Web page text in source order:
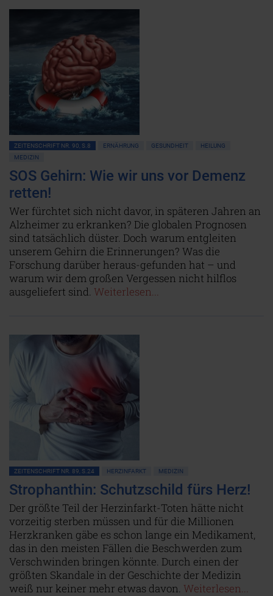
ZEITENSCHRIFT NR. 90, S.8 ERNÄHRUNG GESUNDHEIT
HEILUNG
MEDIZIN
SOS Gehirn: Wie wir uns vor Demenz
retten!
Wer fürchtet sich nicht davor, in späteren Jahren an
Alzheimer zu erkranken? Die globalen Prognosen
sind tatsächlich düster. Doch warum entgleiten
unserem Gehirn die Erinnerungen? Was die
Forschung darüber heraus-gefunden hat – und
warum wir dem großen Vergessen nicht hilflos
ausgeliefert sind. Weiterlesen...
ZEITENSCHRIFT NR. 89, S.24 HERZINFARKT MEDIZIN
Strophanthin: Schutzschild fürs Herz!
Der größte Teil der Herzinfarkt-Toten hätte nicht
vorzeitig sterben müssen und für die Millionen
Herzkranken gäbe es schon lange ein Medikament,
das in den meisten Fällen die Beschwerden zum
Verschwinden bringen könnte. Durch einen der
größten Skandale in der Geschichte der Medizin
weiß nur keiner mehr etwas davon. Weiterlesen...